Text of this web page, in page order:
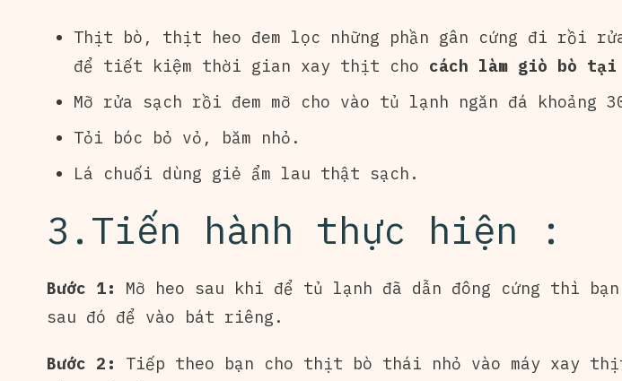
Thịt bò, thịt heo đem lọc những phần gân cứng đi rồi
để tiết kiệm thời gian xay thịt cho cách làm giò bò tại
Mỡ rửa sạch rồi đem mỡ cho vào tủ lạnh ngăn đá khoảng
Tỏi bóc bỏ vỏ, băm nhỏ.
Lá chuối dùng giẻ ẩm lau thật sạch.
3.Tiến hành thực hiện :
Bước 1:
Mỡ heo sau khi để tủ lạnh đã dẫn đông cứng thì
sau đó để vào bát riêng.
Bước 2: Tiếp theo bạn cho thịt bò thái nhỏ vào máy xay